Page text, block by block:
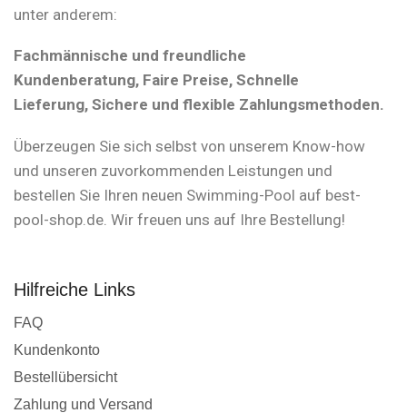
unter anderem:
Fachmännische und freundliche
Kundenberatung, Faire Preise, Schnelle
Lieferung, Sichere und flexible Zahlungsmethoden.
Überzeugen Sie sich selbst von unserem Know-how
und unseren zuvorkommenden Leistungen und
bestellen Sie Ihren neuen Swimming-Pool auf best-
pool-shop.de. Wir freuen uns auf Ihre Bestellung!
Hilfreiche Links
FAQ
Kundenkonto
Bestellübersicht
Zahlung und Versand